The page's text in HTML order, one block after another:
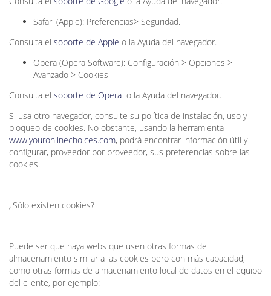
Safari (Apple): Preferencias> Seguridad.
Consulta el soporte de Apple o la Ayuda del navegador.
Opera (Opera Software): Configuración > Opciones >
Avanzado > Cookies
Consulta el soporte de Opera o la Ayuda del navegador.
Si usa otro navegador, consulte su política de instalación, uso y
bloqueo de cookies. No obstante, usando la herramienta
www.youronlinechoices.com, podrá encontrar información útil y
configurar, proveedor por proveedor, sus preferencias sobre las
cookies.
¿Sólo existen cookies?
Puede ser que haya webs que usen otras formas de
almacenamiento similar a las cookies pero con más capacidad,
como otras formas de almacenamiento local de datos en el equipo
del cliente, por ejemplo: